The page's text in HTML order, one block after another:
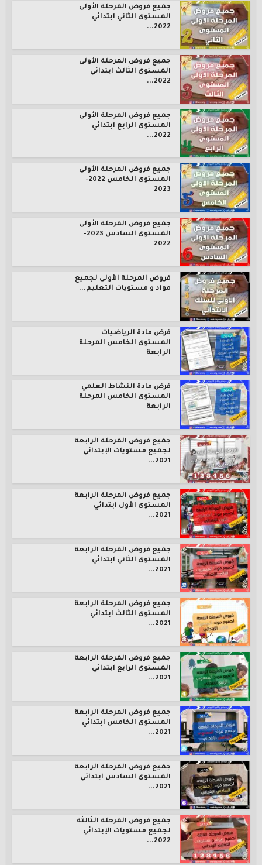
جميع فروض المرحلة الأولى
المستوى الثاني ابتدائي
2022...
جميع فروض المرحلة الأولى
المستوى الثالث ابتدائي
2022...
جميع فروض المرحلة الأولى
المستوى الرابع ابتدائي
2022...
جميع فروض المرحلة الأولى
المستوى الخامس 2022-
2023
جميع فروض المرحلة الأولى
المستوى السادس 2023-
2022
فروض المرحلة الأولى لجميع
مواد و مستويات التعليم...
فرض مادة الرياضيات
المستوى الخامس المرحلة
الرابعة
فرض مادة النشاط العلمي
المستوى الخامس المرحلة
الرابعة
جميع فروض المرحلة الرابعة
لجميع مستويات الإبتدائي
2021...
جميع فروض المرحلة الرابعة
المستوى الأول ابتدائي
2021...
جميع فروض المرحلة الرابعة
المستوى الثاني ابتدائي
2021...
جميع فروض المرحلة الرابعة
المستوى الثالث ابتدائي
2021...
جميع فروض المرحلة الرابعة
المستوى الرابع ابتدائي
2021...
جميع فروض المرحلة الرابعة
المستوى الخامس ابتدائي
2021...
جميع فروض المرحلة الرابعة
المستوى السادس ابتدائي
2021...
جميع فروض المرحلة الثالثة
لجميع مستويات الإبتدائي
2022...